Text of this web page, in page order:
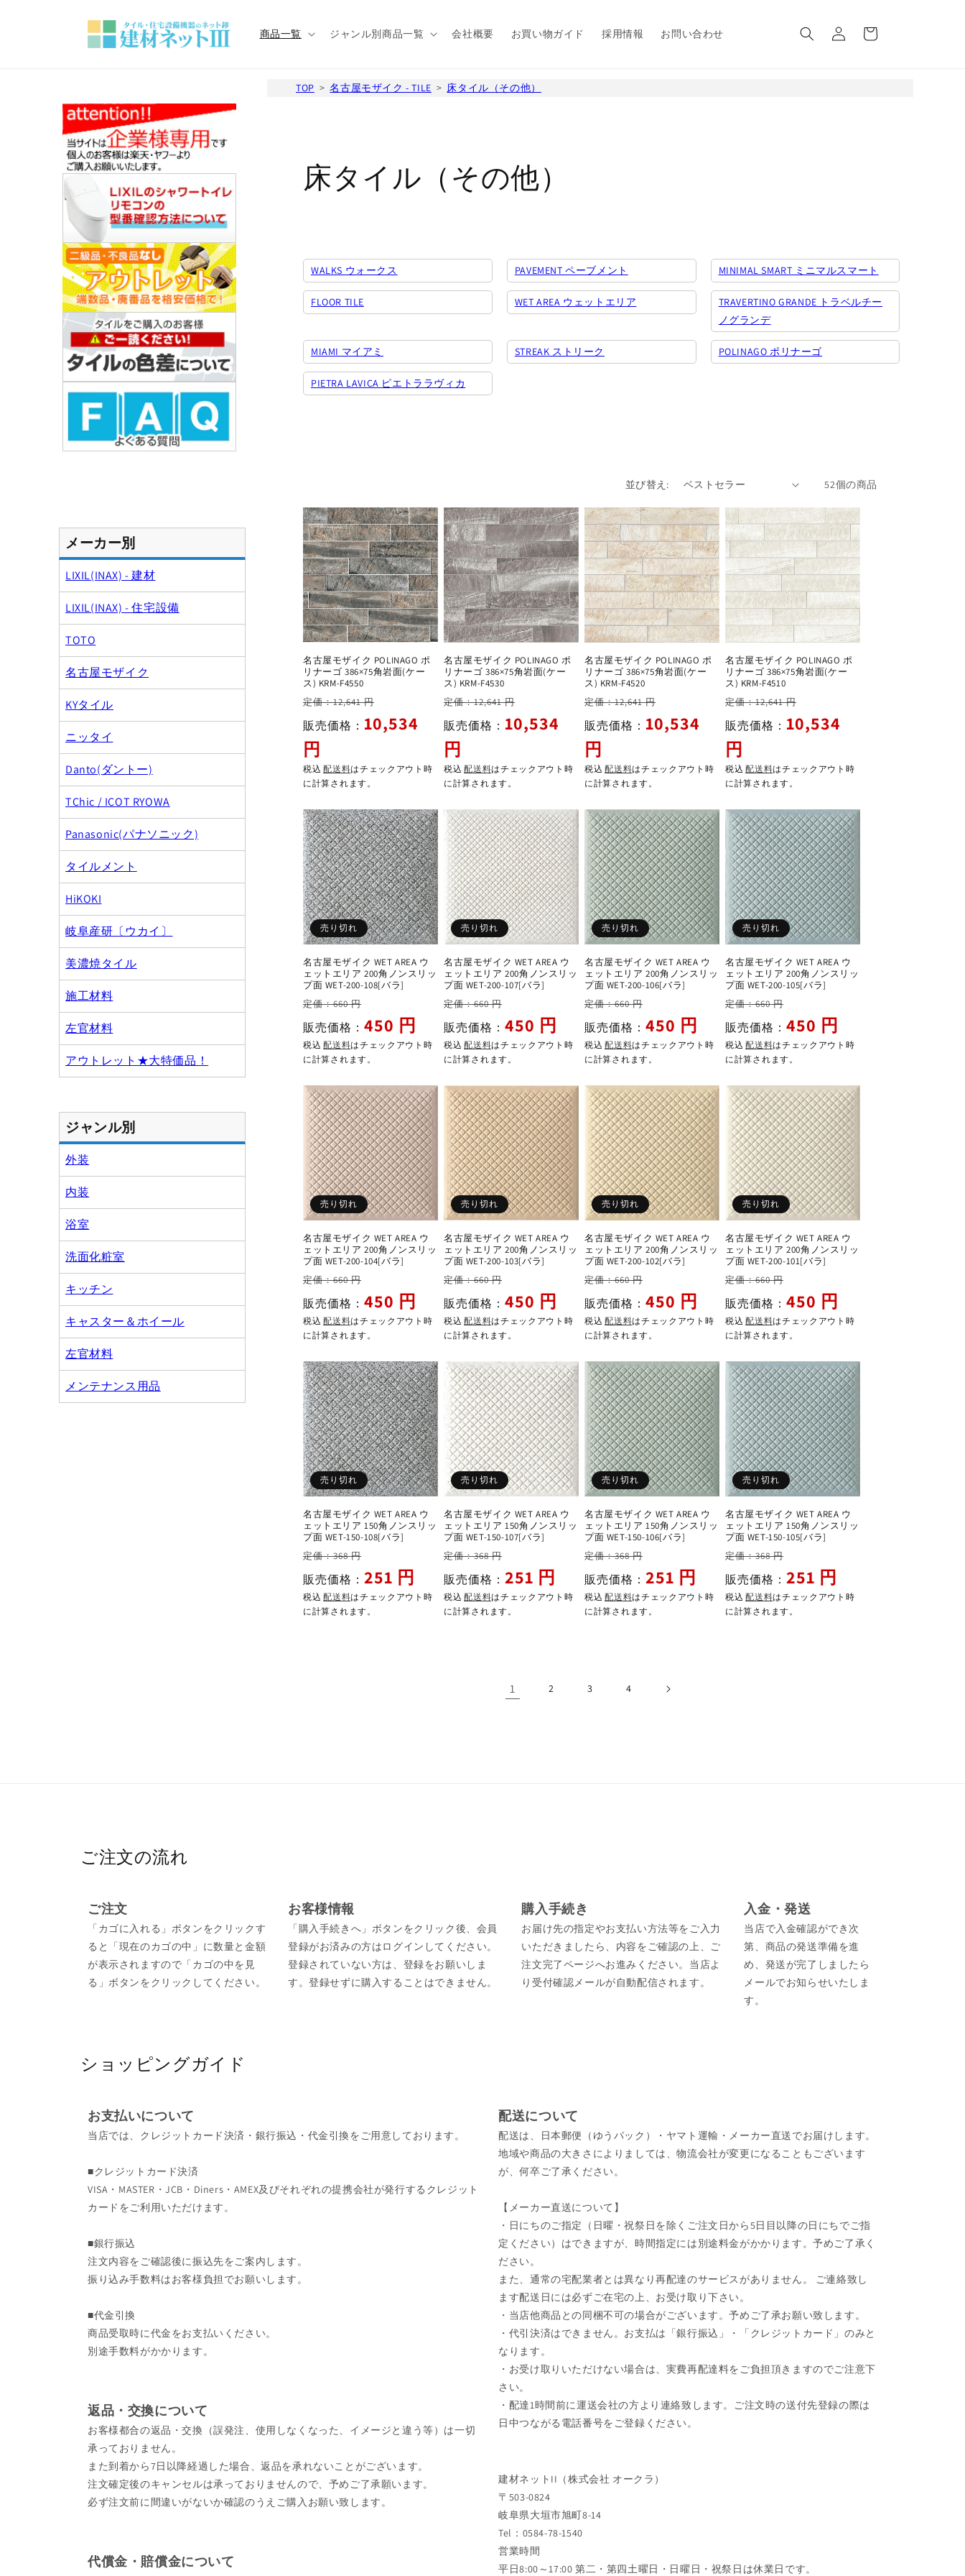
商品一覧 ジャンル別商品一覧 会社概要 お買い物ガイド 採用情報 お問い合わせ
グ
イ
ー
TOP 名古屋モザイク - TILE 床タイル（その他）
コ
ク
シ
ョ
ン
:
床タイル（その他）
WALKS ウォークス PAVEMENT ペーブメント MINIMAL SMART ミニマルスマート
FLOOR TILE WET AREA ウェットエリア
TRAVERTINO GRANDE トラベルチー
ノグランデ
MIAMI マイアミ STREAK ストリーク POLINAGO ポリナーゴ
PIETRA LAVICA ピエトララヴィカ
並び替え: 52個の商品
名古屋モザイク POLINAGO ポ
リナーゴ 386×75角岩面(ケー
ス) KRM-F4550
通
常
価
格
定価：12,641 円
ー
ル
格
販売価格： 10,534
円
税込配送料はチェックアウト時
に計算されます。
名古屋モザイク POLINAGO ポ
リナーゴ 386×75角岩面(ケー
ス) KRM-F4530
通
常
価
格
定価：12,641 円
ー
ル
格
販売価格： 10,534
円
税込配送料はチェックアウト時
に計算されます。
名古屋モザイク POLINAGO ポ
リナーゴ 386×75角岩面(ケー
ス) KRM-F4520
通
常
価
格
定価：12,641 円
ー
ル
格
販売価格： 10,534
円
税込配送料はチェックアウト時
に計算されます。
名古屋モザイク POLINAGO ポ
リナーゴ 386×75角岩面(ケー
ス) KRM-F4510
通
常
価
格
定価：12,641 円
ー
ル
格
販売価格： 10,534
円
税込配送料はチェックアウト時
に計算されます。
売り切れ
名古屋モザイク WET AREA ウ
ェットエリア 200角ノンスリッ
プ面 WET-200-108[バラ]
通
常
価
格
定価：660 円
ー
販売価格： 450 円
税込配送料はチェックアウト時
に計算されます。
売り切れ
名古屋モザイク WET AREA ウ
ェットエリア 200角ノンスリッ
プ面 WET-200-107[バラ]
通
常
価
格
定価：660 円
ー
販売価格： 450 円
税込配送料はチェックアウト時
に計算されます。
売り切れ
名古屋モザイク WET AREA ウ
ェットエリア 200角ノンスリッ
プ面 WET-200-106[バラ]
通
常
価
格
定価：660 円
ー
販売価格： 450 円
税込配送料はチェックアウト時
に計算されます。
売り切れ
名古屋モザイク WET AREA ウ
ェットエリア 200角ノンスリッ
プ面 WET-200-105[バラ]
通
常
価
格
定価：660 円
ー
販売価格： 450 円
税込配送料はチェックアウト時
に計算されます。
売り切れ
名古屋モザイク WET AREA ウ
ェットエリア 200角ノンスリッ
プ面 WET-200-104[バラ]
通
常
価
格
定価：660 円
ー
販売価格： 450 円
税込配送料はチェックアウト時
に計算されます。
売り切れ
名古屋モザイク WET AREA ウ
ェットエリア 200角ノンスリッ
プ面 WET-200-103[バラ]
通
常
価
格
定価：660 円
ー
販売価格： 450 円
税込配送料はチェックアウト時
に計算されます。
売り切れ
名古屋モザイク WET AREA ウ
ェットエリア 200角ノンスリッ
プ面 WET-200-102[バラ]
通
常
価
格
定価：660 円
ー
販売価格： 450 円
税込配送料はチェックアウト時
に計算されます。
売り切れ
名古屋モザイク WET AREA ウ
ェットエリア 200角ノンスリッ
プ面 WET-200-101[バラ]
通
常
価
格
定価：660 円
ー
販売価格： 450 円
税込配送料はチェックアウト時
に計算されます。
売り切れ
名古屋モザイク WET AREA ウ
ェットエリア 150角ノンスリッ
プ面 WET-150-108[バラ]
通
常
価
格
定価：368 円
ー
販売価格： 251 円
税込配送料はチェックアウト時
に計算されます。
売り切れ
名古屋モザイク WET AREA ウ
ェットエリア 150角ノンスリッ
プ面 WET-150-107[バラ]
通
常
価
格
定価：368 円
ー
販売価格： 251 円
税込配送料はチェックアウト時
に計算されます。
売り切れ
名古屋モザイク WET AREA ウ
ェットエリア 150角ノンスリッ
プ面 WET-150-106[バラ]
通
常
価
格
定価：368 円
ー
販売価格： 251 円
税込配送料はチェックアウト時
に計算されます。
売り切れ
名古屋モザイク WET AREA ウ
ェットエリア 150角ノンスリッ
プ面 WET-150-105[バラ]
通
常
価
格
定価：368 円
ー
販売価格： 251 円
税込配送料はチェックアウト時
に計算されます。
1 2 3 4
メーカー別
LIXIL(INAX) - 建材
LIXIL(INAX) - 住宅設備
TOTO
名古屋モザイク
KYタイル
ニッタイ
Danto(ダントー)
TChic / ICOT RYOWA
Panasonic(パナソニック)
タイルメント
HiKOKI
岐阜産研〔ウカイ〕
美濃焼タイル
施工材料
左官材料
アウトレット★大特価品！
ジャンル別
外装
内装
浴室
洗面化粧室
キッチン
キャスター＆ホイール
左官材料
メンテナンス用品
ご注文の流れ
ご注文
「カゴに入れる」ボタンをクリックす
ると「現在のカゴの中」に数量と金額
が表示されますので「カゴの中を見
る」ボタンをクリックしてください。
お客様情報
「購入手続きへ」ボタンをクリック後、会員
登録がお済みの方はログインしてください。
登録されていない方は、登録をお願いしま
す。登録せずに購入することはできません。
購入手続き
お届け先の指定やお支払い方法等をご入力
いただきましたら、内容をご確認の上、ご
注文完了ページへお進みください。当店よ
り受付確認メールが自動配信されます。
入金・発送
当店で入金確認ができ次
第、商品の発送準備を進
め、発送が完了しましたら
メールでお知らせいたしま
す。
ショッピングガイド
お支払いについて
当店では、クレジットカード決済・銀行振込・代金引換をご用意しております。
■クレジットカード決済
VISA・MASTER・JCB・Diners・AMEX及びそれぞれの提携会社が発行するクレジット
カードをご利用いただけます。
■銀行振込
注文内容をご確認後に振込先をご案内します。
振り込み手数料はお客様負担でお願いします。
■代金引換
商品受取時に代金をお支払いください。
別途手数料がかかります。
返品・交換について
お客様都合の返品・交換（誤発注、使用しなくなった、イメージと違う等）は一切
承っておりません。
また到着から7日以降経過した場合、返品を承れないことがございます。
注文確定後のキャンセルは承っておりませんので、予めご了承願います。
必ず注文前に間違いがないか確認のうえご購入お願い致します。
代償金・賠償金について
配送について
配送は、日本郵便（ゆうパック）・ヤマト運輸・メーカー直送でお届けします。
地域や商品の大きさによりましては、物流会社が変更になることもございます
が、何卒ご了承ください。
【メーカー直送について】
・日にちのご指定（日曜・祝祭日を除くご注文日から5日目以降の日にちでご指
定ください）はできますが、時間指定には別途料金がかかります。予めご了承く
ださい。
また、通常の宅配業者とは異なり再配達のサービスがありません。 ご連絡致し
ます配送日には必ずご在宅の上、お受け取り下さい。
・当店他商品との同梱不可の場合がございます。予めご了承お願い致します。
・代引決済はできません。お支払は「銀行振込」・「クレジットカード」のみと
なります。
・お受け取りいただけない場合は、実費再配達料をご負担頂きますのでご注意下
さい。
・配達1時間前に運送会社の方より連絡致します。ご注文時の送付先登録の際は
日中つながる電話番号をご登録ください。
建材ネットII（株式会社 オークラ）
〒503-0824
岐阜県大垣市旭町8-14
Tel：0584-78-1540
営業時間
平日8:00～17:00 第二・第四土曜日・日曜日・祝祭日は休業日です。